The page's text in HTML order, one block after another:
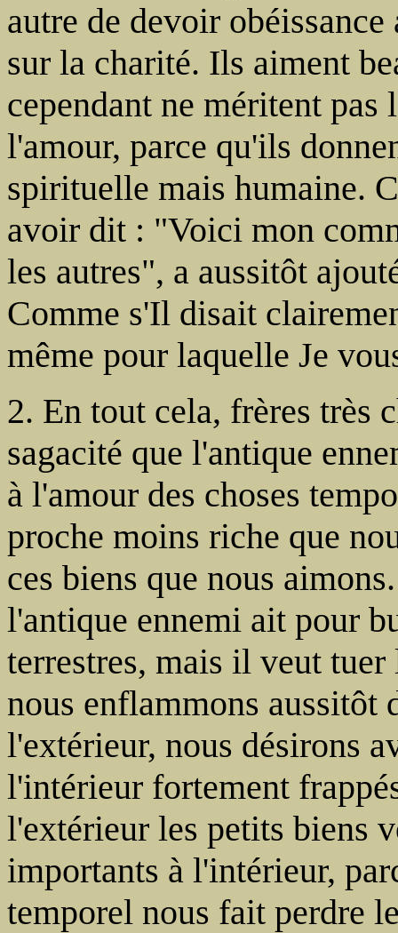
autre de devoir
sur la charité. Ils aiment
cependant ne méritent pas
l'amour, parce qu'ils
spirituelle mais humaine.
avoir dit : "Voici mon
les autres", a aussitôt
Comme s'Il disait
même pour laquelle Je
2. En tout cela, frères très
sagacité que l'antique
à l'amour des choses
proche moins riche que
ces biens que nous
l'antique ennemi ait pour
terrestres, mais il veut
nous enflammons aussitôt
l'extérieur, nous désirons
l'intérieur fortement
l'extérieur les petits biens
importants à l'intérieur,
temporel nous fait perdre